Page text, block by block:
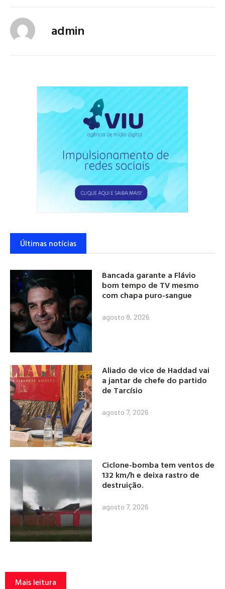
admin
Últimas notícias
Bancada garante a Flávio
bom tempo de TV mesmo
com chapa puro-sangue
agosto 8, 2026
Aliado de vice de Haddad vai
a jantar de chefe do partido
de Tarcísio
agosto 7, 2026
Ciclone-bomba tem ventos de
132 km/h e deixa rastro de
destruição.
agosto 7, 2026
Mais leitura